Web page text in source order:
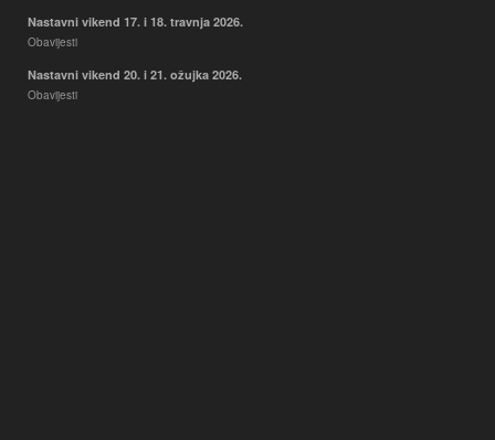
Nastavni vikend 17. i 18. travnja 2026.
Obavijesti
Nastavni vikend 20. i 21. ožujka 2026.
Obavijesti